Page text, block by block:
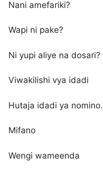
Nani amefariki?
Wapi ni pake?
Ni yupi aliye na dosari?
Viwakilishi vya idadi
Hutaja idadi ya nomino.
Mifano
Wengi wameenda